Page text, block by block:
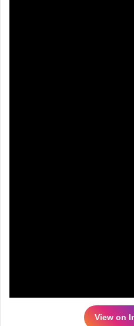
View on